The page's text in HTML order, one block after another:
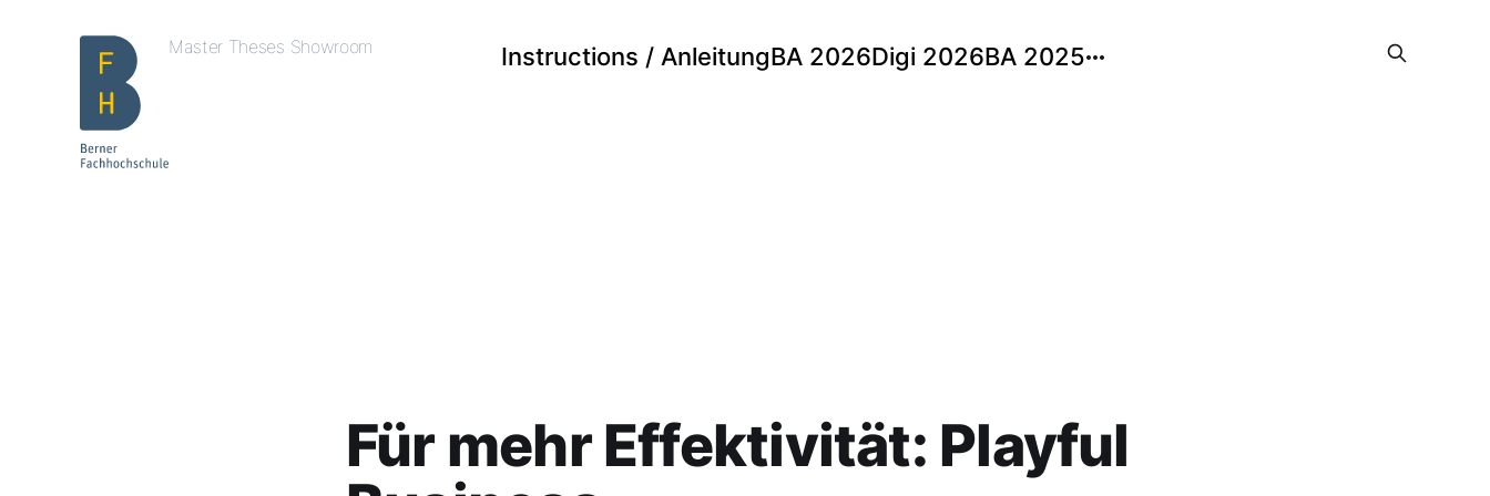
Master Theses Showroom Instructions / AnleitungBA 2026Digi 2026BA 2025
Für mehr Effektivität: Playful